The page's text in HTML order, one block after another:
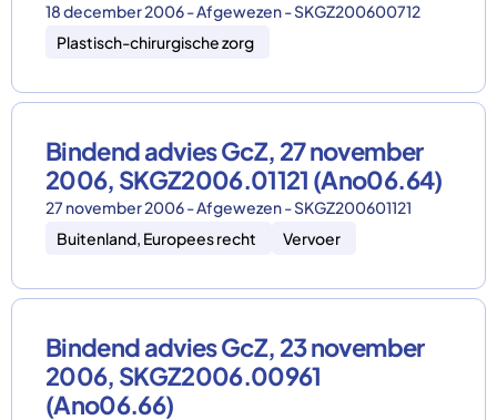
18 december 2006 - Afgewezen - SKGZ200600712
Plastisch-chirurgische zorg
Bindend advies GcZ, 27 november
2006, SKGZ2006.01121 (Ano06.64)
27 november 2006 - Afgewezen - SKGZ200601121
Buitenland, Europees recht
Vervoer
Bindend advies GcZ, 23 november
2006, SKGZ2006.00961
(Ano06.66)